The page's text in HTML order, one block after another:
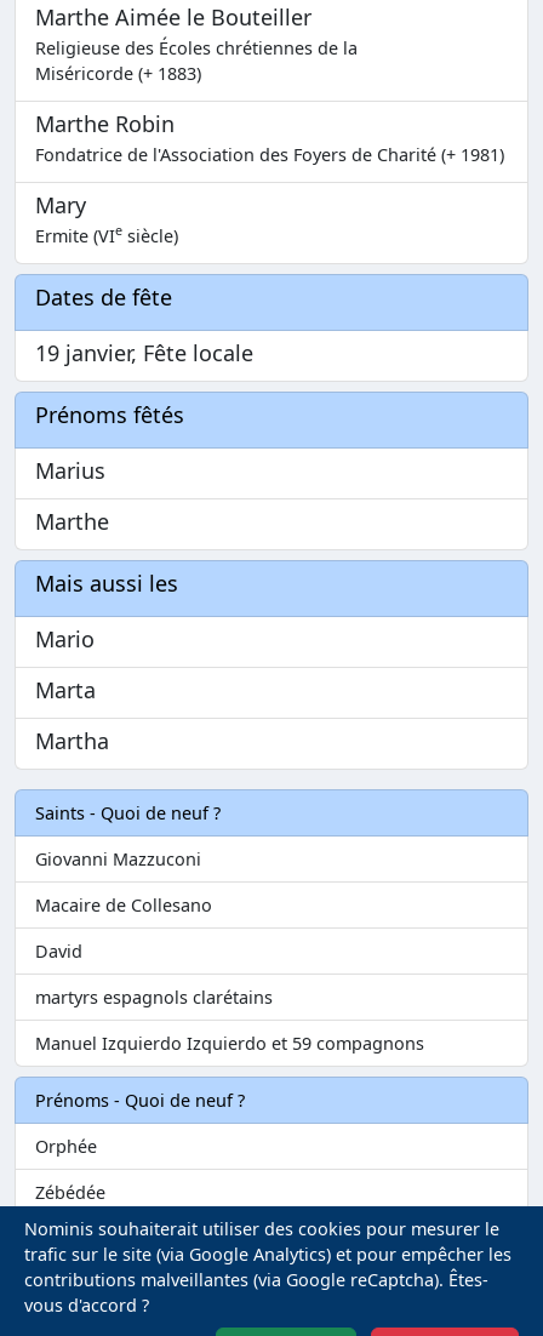
Marthe Aimée le Bouteiller
Religieuse des Écoles chrétiennes de la
Miséricorde (+ 1883)
Marthe Robin
Fondatrice de l'Association des Foyers de Charité (+ 1981)
Mary
Ermite (VIe siècle)
Dates de fête
19 janvier, Fête locale
Prénoms fêtés
Marius
Marthe
Mais aussi les
Mario
Marta
Martha
Saints - Quoi de neuf ?
Giovanni Mazzuconi
Macaire de Collesano
David
martyrs espagnols clarétains
Manuel Izquierdo Izquierdo et 59 compagnons
Prénoms - Quoi de neuf ?
Orphée
Zébédée
Melvil
Matilin
Nominis souhaiterait utiliser des cookies pour mesurer le
trafic sur le site (via Google Analytics) et pour empêcher les
contributions malveillantes (via Google reCaptcha). Êtes-
vous d'accord ?